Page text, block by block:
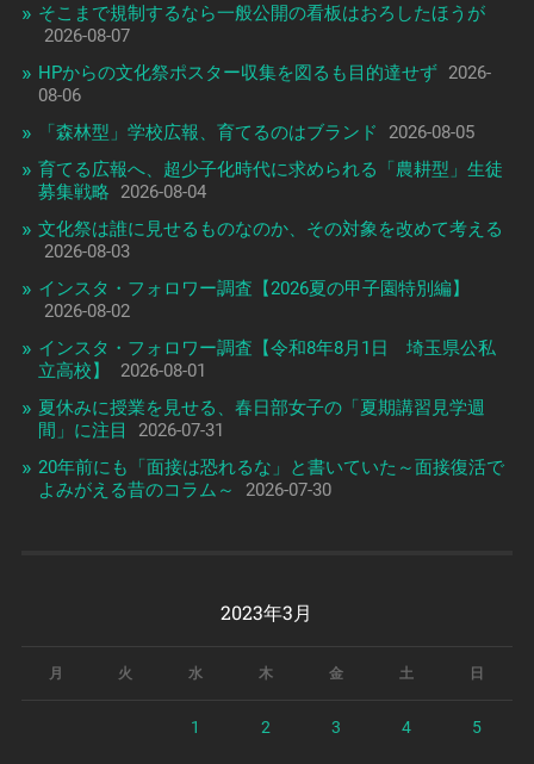
そこまで規制するなら一般公開の看板はおろしたほうが
2026-08-07
HPからの文化祭ポスター収集を図るも目的達せず 2026-
08-06
「森林型」学校広報、育てるのはブランド
2026-08-05
育てる広報へ、超少子化時代に求められる「農耕型」生徒
募集戦略
2026-08-04
文化祭は誰に見せるものなのか、その対象を改めて考える
2026-08-03
インスタ・フォロワー調査【2026夏の甲子園特別編】
2026-08-02
インスタ・フォロワー調査【令和8年8月1日 埼玉県公私
立高校】
2026-08-01
夏休みに授業を見せる、春日部女子の「夏期講習見学週
間」に注目
2026-07-31
20年前にも「面接は恐れるな」と書いていた～面接復活で
よみがえる昔のコラム～
2026-07-30
2023年3月
月 火 水 木 金 土 日
1 2 3 4 5